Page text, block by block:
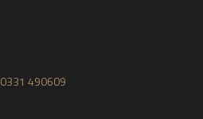
0331 490609